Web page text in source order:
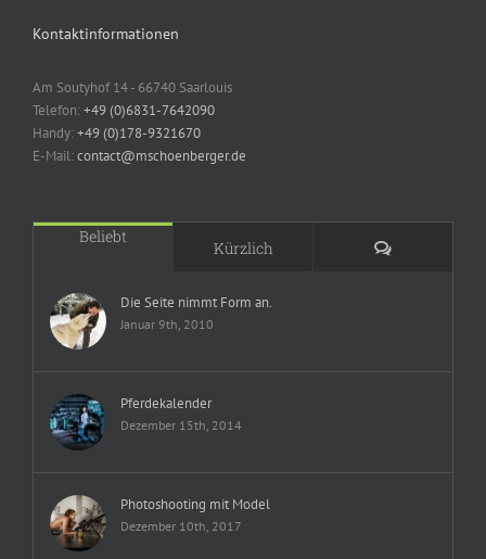
Kontaktinformationen
Am Soutyhof 14 - 66740 Saarlouis
Telefon:+49 (0)6831-7642090
Handy:+49 (0)178-9321670
E-Mail:contact@mschoenberger.de
Beliebt
Kürzlich Kommentare
Die Seite nimmt Form an.
Januar 9th, 2010
Pferdekalender
Dezember 15th, 2014
Photoshooting mit Model
Dezember 10th, 2017